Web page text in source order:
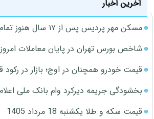
آخرین اخبار
مسکن مهر پردیس پس از ۱۷ سال هنوز تمام نشده
شاخص بورس تهران در پایان معاملات
قیمت خودرو همچنان در اوج؛ بازار در
بخشودگی جریمه دیرکرد وام بانک ملی
قیمت سکه و طلا یکشنبه 18 مرداد 1405